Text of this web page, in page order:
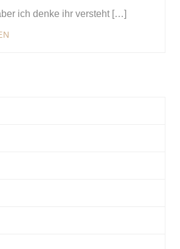
ich denke ihr versteht […]